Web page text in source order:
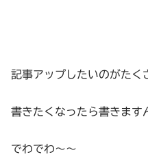
記事アップしたいのがたく
書きたくなったら書きます
でわでわ～～